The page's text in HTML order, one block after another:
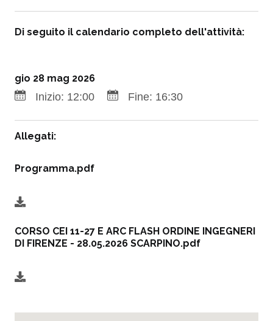
Di seguito il calendario completo dell'attività:
gio 28 mag 2026
Inizio: 12:00 Fine: 16:30
Allegati:
Programma.pdf
CORSO CEI 11-27 E ARC FLASH ORDINE INGEGNERI
DI FIRENZE - 28.05.2026 SCARPINO.pdf